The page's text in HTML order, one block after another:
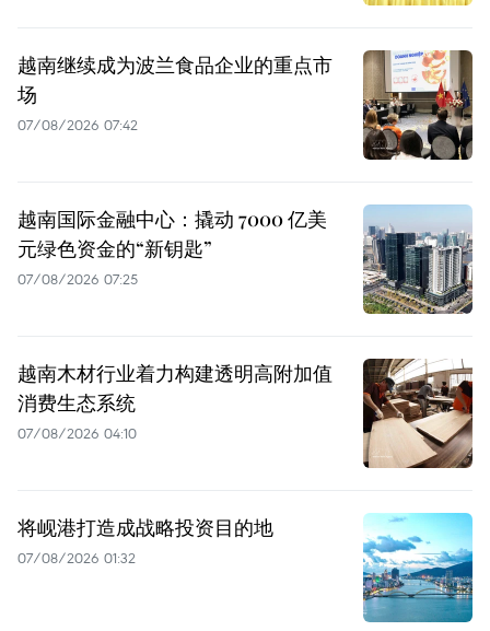
越南继续成为波兰食品企业的重点市
场
07/08/2026 07:42
越南国际金融中心：撬动 7000 亿美
元绿色资金的“新钥匙”
07/08/2026 07:25
越南木材行业着力构建透明高附加值
消费生态系统
07/08/2026 04:10
将岘港打造成战略投资目的地
07/08/2026 01:32